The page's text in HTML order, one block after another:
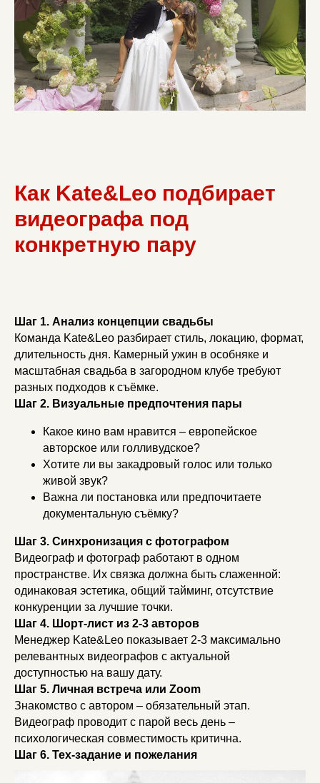
Как Kate&Leo подбирает
видеографа под
конкретную пару
Шаг 1. Анализ концепции свадьбы
Команда Kate&Leo разбирает стиль, локацию, формат,
длительность дня. Камерный ужин в особняке и
масштабная свадьба в загородном клубе требуют
разных подходов к съёмке.
Шаг 2. Визуальные предпочтения пары
Какое кино вам нравится – европейское
авторское или голливудское?
Хотите ли вы закадровый голос или только
живой звук?
Важна ли постановка или предпочитаете
документальную съёмку?
Шаг 3. Синхронизация с фотографом
Видеограф и фотограф работают в одном
пространстве. Их связка должна быть слаженной:
одинаковая эстетика, общий тайминг, отсутствие
конкуренции за лучшие точки.
Шаг 4. Шорт-лист из 2-3 авторов
Менеджер Kate&Leo показывает 2-3 максимально
релевантных видеографов с актуальной
доступностью на вашу дату.
Шаг 5. Личная встреча или Zoom
Знакомство с автором – обязательный этап.
Видеограф проводит с парой весь день –
психологическая совместимость критична.
Шаг 6. Тех-задание и пожелания